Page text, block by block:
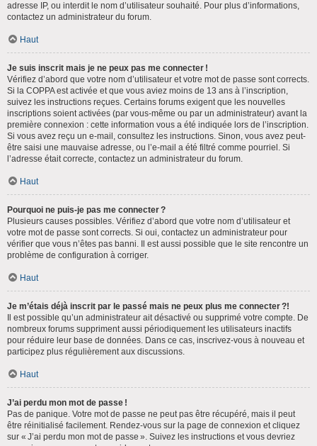
adresse IP, ou interdit le nom d’utilisateur souhaité. Pour plus d’informations,
contactez un administrateur du forum.
Haut
Je suis inscrit mais je ne peux pas me connecter !
Vérifiez d’abord que votre nom d’utilisateur et votre mot de passe sont corrects.
Si la COPPA est activée et que vous aviez moins de 13 ans à l’inscription,
suivez les instructions reçues. Certains forums exigent que les nouvelles
inscriptions soient activées (par vous-même ou par un administrateur) avant la
première connexion : cette information vous a été indiquée lors de l’inscription.
Si vous avez reçu un e-mail, consultez les instructions. Sinon, vous avez peut-
être saisi une mauvaise adresse, ou l’e-mail a été filtré comme pourriel. Si
l’adresse était correcte, contactez un administrateur du forum.
Haut
Pourquoi ne puis-je pas me connecter ?
Plusieurs causes possibles. Vérifiez d’abord que votre nom d’utilisateur et
votre mot de passe sont corrects. Si oui, contactez un administrateur pour
vérifier que vous n’êtes pas banni. Il est aussi possible que le site rencontre un
problème de configuration à corriger.
Haut
Je m’étais déjà inscrit par le passé mais ne peux plus me connecter ?!
Il est possible qu’un administrateur ait désactivé ou supprimé votre compte. De
nombreux forums suppriment aussi périodiquement les utilisateurs inactifs
pour réduire leur base de données. Dans ce cas, inscrivez-vous à nouveau et
participez plus régulièrement aux discussions.
Haut
J’ai perdu mon mot de passe !
Pas de panique. Votre mot de passe ne peut pas être récupéré, mais il peut
être réinitialisé facilement. Rendez-vous sur la page de connexion et cliquez
sur « J’ai perdu mon mot de passe ». Suivez les instructions et vous devriez